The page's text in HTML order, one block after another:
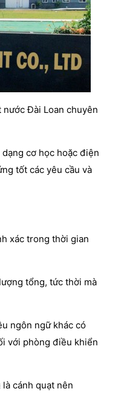
nước Đài Loan chuyên
cơ học hoặc điện
tốt các yêu cầu và
xác trong thời gian
tổng, tức thời mà
ngôn ngữ khác có
với phòng điều khiển
cánh quạt nên